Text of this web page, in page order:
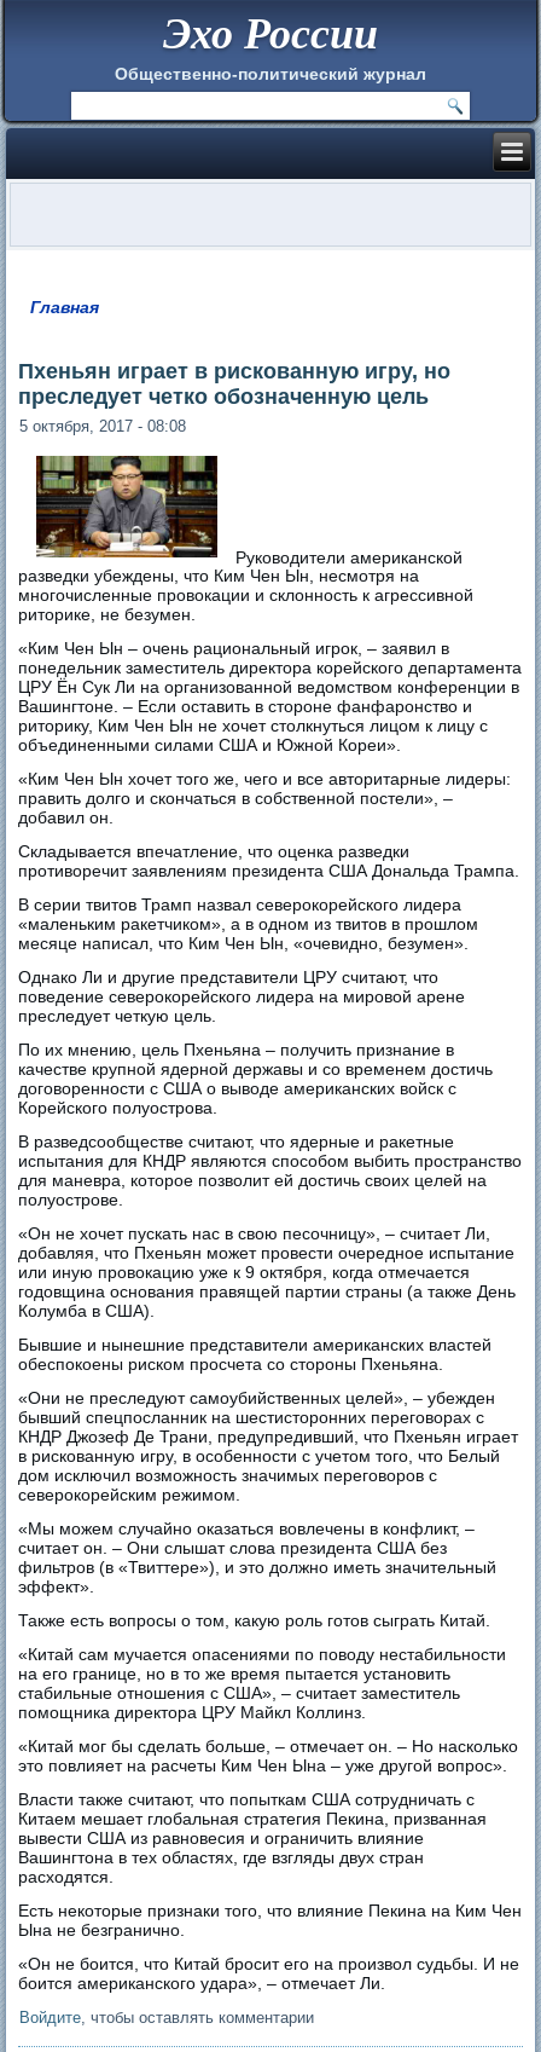
Эхо России
Общественно-политический журнал
Главная
Пхеньян играет в рискованную игру, но
преследует четко обозначенную цель
5 октября, 2017 - 08:08
Руководители американской
разведки убеждены, что Ким Чен Ын, несмотря на
многочисленные провокации и склонность к агрессивной
риторике, не безумен.
«Ким Чен Ын – очень рациональный игрок, – заявил в
понедельник заместитель директора корейского департамента
ЦРУ Ён Сук Ли на организованной ведомством конференции в
Вашингтоне. – Если оставить в стороне фанфаронство и
риторику, Ким Чен Ын не хочет столкнуться лицом к лицу с
объединенными силами США и Южной Кореи».
«Ким Чен Ын хочет того же, чего и все авторитарные лидеры:
править долго и скончаться в собственной постели», –
добавил он.
Складывается впечатление, что оценка разведки
противоречит заявлениям президента США Дональда Трампа.
В серии твитов Трамп назвал северокорейского лидера
«маленьким ракетчиком», а в одном из твитов в прошлом
месяце написал, что Ким Чен Ын, «очевидно, безумен».
Однако Ли и другие представители ЦРУ считают, что
поведение северокорейского лидера на мировой арене
преследует четкую цель.
По их мнению, цель Пхеньяна – получить признание в
качестве крупной ядерной державы и со временем достичь
договоренности с США о выводе американских войск с
Корейского полуострова.
В разведсообществе считают, что ядерные и ракетные
испытания для КНДР являются способом выбить пространство
для маневра, которое позволит ей достичь своих целей на
полуострове.
«Он не хочет пускать нас в свою песочницу», – считает Ли,
добавляя, что Пхеньян может провести очередное испытание
или иную провокацию уже к 9 октября, когда отмечается
годовщина основания правящей партии страны (а также День
Колумба в США).
Бывшие и нынешние представители американских властей
обеспокоены риском просчета со стороны Пхеньяна.
«Они не преследуют самоубийственных целей», – убежден
бывший спецпосланник на шестисторонних переговорах с
КНДР Джозеф Де Трани, предупредивший, что Пхеньян играет
в рискованную игру, в особенности с учетом того, что Белый
дом исключил возможность значимых переговоров с
северокорейским режимом.
«Мы можем случайно оказаться вовлечены в конфликт, –
считает он. – Они слышат слова президента США без
фильтров (в «Твиттере»), и это должно иметь значительный
эффект».
Также есть вопросы о том, какую роль готов сыграть Китай.
«Китай сам мучается опасениями по поводу нестабильности
на его границе, но в то же время пытается установить
стабильные отношения с США», – считает заместитель
помощника директора ЦРУ Майкл Коллинз.
«Китай мог бы сделать больше, – отмечает он. – Но насколько
это повлияет на расчеты Ким Чен Ына – уже другой вопрос».
Власти также считают, что попыткам США сотрудничать с
Китаем мешает глобальная стратегия Пекина, призванная
вывести США из равновесия и ограничить влияние
Вашингтона в тех областях, где взгляды двух стран
расходятся.
Есть некоторые признаки того, что влияние Пекина на Ким Чен
Ына не безгранично.
«Он не боится, что Китай бросит его на произвол судьбы. И не
боится американского удара», – отмечает Ли.
Войдите, чтобы оставлять комментарии